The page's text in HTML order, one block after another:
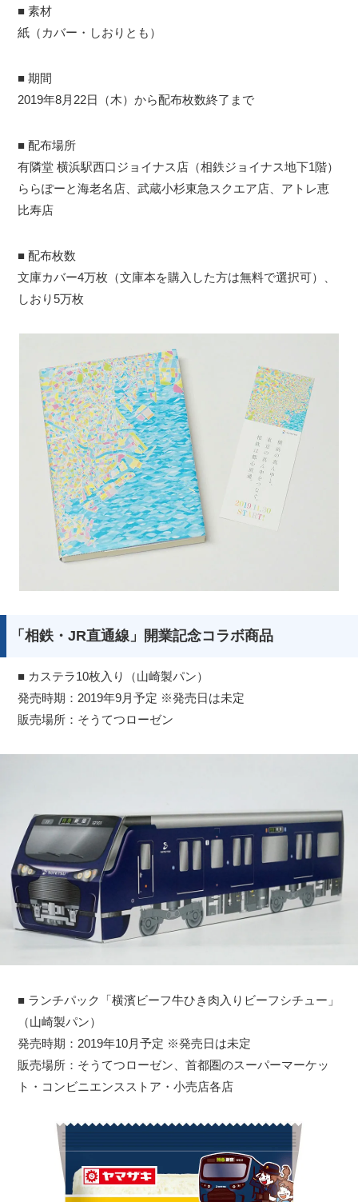
■ 素材
紙（カバー・しおりとも）
■ 期間
2019年8月22日（木）から配布枚数終了まで
■ 配布場所
有隣堂 横浜駅西口ジョイナス店（相鉄ジョイナス地下1階）
ららぽーと海老名店、武蔵小杉東急スクエア店、アトレ恵
比寿店
■ 配布枚数
文庫カバー4万枚（文庫本を購入した方は無料で選択可）、
しおり5万枚
「相鉄・JR直通線」開業記念コラボ商品
■ カステラ10枚入り（山崎製パン）
発売時期：2019年9月予定 ※発売日は未定
販売場所：そうてつローゼン
■ ランチパック「横濱ビーフ牛ひき肉入りビーフシチュー」
（山崎製パン）
発売時期：2019年10月予定 ※発売日は未定
販売場所：そうてつローゼン、首都圏のスーパーマーケッ
ト・コンビニエンスストア・小売店各店